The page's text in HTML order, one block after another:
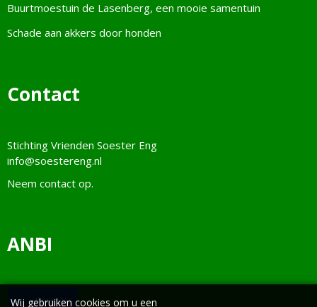
Buurtmoestuin de Lasenberg, een mooie samentuin
Schade aan akkers door honden
Contact
Stichting Vrienden Soester Eng
info@soestereng.nl
Neem contact op.
ANBI
Wij gebruiken cookies om u een